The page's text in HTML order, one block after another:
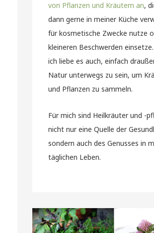
von Pflanzen und Kräutern an,
dann gerne in meiner Küche
für kosmetische Zwecke nutze
kleineren Beschwerden
ich liebe es auch, einfach
Natur unterwegs zu sein, um
und Pflanzen zu sammeln.
Für mich sind Heilkräuter und -
nicht nur eine Quelle der
sondern auch des Genusses in
täglichen Leben.